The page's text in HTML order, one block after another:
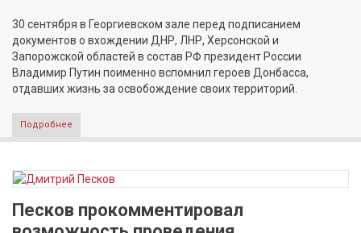
30 сентября в Георгиевском зале перед подписанием
документов о вхождении ДНР, ЛНР, Херсонской и
Запорожской областей в состав РФ президент России
Владимир Путин поименно вспомнил героев Донбасса,
отдавших жизнь за освобождение своих территорий.
Подробнее
Песков прокомментировал